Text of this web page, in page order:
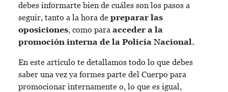
debes informarte bien de cuáles son los pasos a
seguir, tanto a la hora de preparar las
oposiciones, como para acceder a la
promoción interna de la Policía Nacional.
En este artículo te detallamos todo lo que debes
saber una vez ya formes parte del Cuerpo para
promocionar internamente o, lo que es igual,